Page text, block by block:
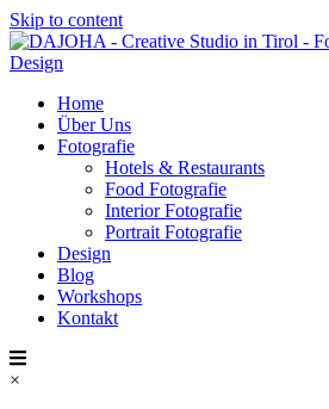
Skip to content
Home
Über Uns
Fotografie
Hotels & Restaurants
Food Fotografie
Interior Fotografie
Portrait Fotografie
Design
Blog
Workshops
Kontakt
×